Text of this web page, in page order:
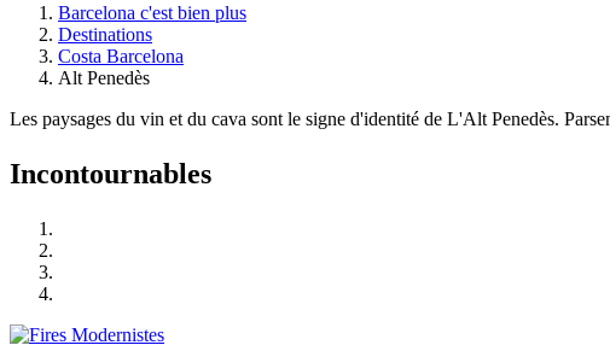
Barcelona c'est bien plus
Destinations
Costa Barcelona
Alt Penedès
Les paysages du vin et du cava sont le signe d'identité de L'Alt Penedès.
Incontournables